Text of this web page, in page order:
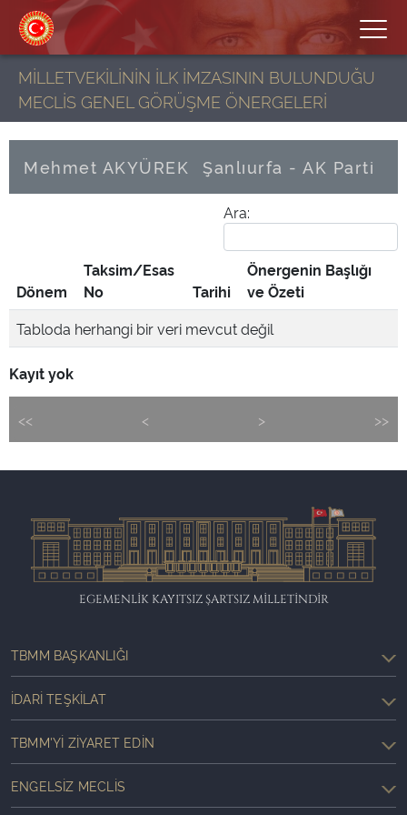
MİLLETVEKİLİNİN İLK İMZASININ BULUNDUĞU
MECLİS GENEL GÖRÜŞME ÖNERGELERİ
Mehmet AKYÜREK Şanlıurfa - AK Parti
Ara:
Dönem
Taksim/Esas
No
Tarihi
Önergenin Başlığı
ve Özeti
Tabloda herhangi bir veri mevcut değil
Kayıt yok
<< < > >>
EGEMENLİK KAYITSIZ ŞARTSIZ MİLLETİNDİR
TBMM BAŞKANLIĞI
İDARI TEŞKILAT
TBMM'YI ZIYARET EDIN
ENGELSIZ MECLIS